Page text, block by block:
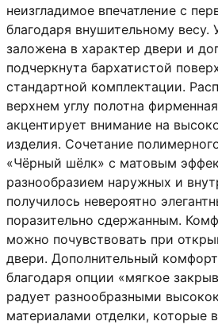
неизгладимое впечатление с
благодаря внушительному весу.
заложена в характер двери и
подчеркнута бархатистой
стандартной комплектации.
верхнем углу полотна
акцентирует внимание на
изделия. Сочетание
«Чёрный шёлк» с матовым
разнообразием наружных и
получилось невероятно
поразительно сдержанным.
можно почувствовать при
двери. Дополнительный
благодаря опции «мягкое
радует разнообразными
материалами отделки, которые